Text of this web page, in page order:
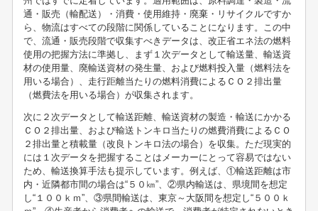
通・販売（輸配送）・消費・使用維持・廃棄・リサイクルですか
ら、物流はすべての段階に関係していることになります。この中
で、流通・販売段階で収集すべきデータは、改正省エネ法の燃料
使用の把握方法に準拠し、まず１次データとして輸送量、輸送資
材の使用量、廃輸送資材の発生量、および燃料投入量（燃料法を
用いる場合）、走行距離当たりの燃料消費によるＣＯ２排出量
（燃費法を用いる場合）が収集されます。
次に２次データとして輸送距離、輸送資材の製造・輸送にかかる
ＣＯ２排出量、および輸送トンキロ当たりの燃費消費によるＣＯ
２排出量と積載量（改良トンキロ法の場合）を収集。ただ現実的
には１次データを把握することはメーカーにとって容易ではない
ため、輸送換算手法も提示しています。例えば、①輸送距離は市
内・近隣都市間の場合は“５０㎞”、②県内輸送は、県境間を想定
し“１００ｋｍ”、③県間輸送は、東京～大阪間を想定し“５００ｋ